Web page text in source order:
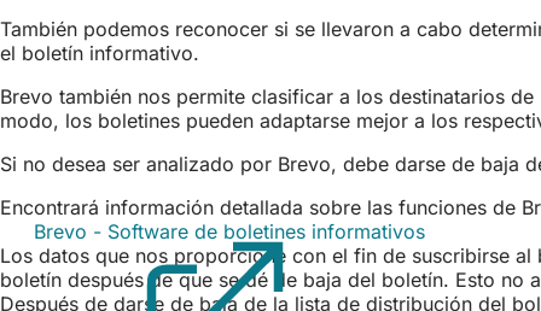
También podemos reconocer si se llevaron a cabo
el boletín informativo.
Brevo también nos permite clasificar a los destinatarios
modo, los boletines pueden adaptarse mejor a los
Si no desea ser analizado por Brevo, debe darse de baja
Encontrará información detallada sobre las funciones de
Brevo - Software de boletines informativos
abre
en
una
Los datos que nos proporcione con el fin de suscribirse
boletín después de que se dé de baja del boletín. Esto
Después de darse de baja de la lista de distribución del